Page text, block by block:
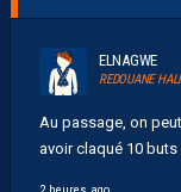
ELNAGWE
Au passage, on
avoir claqué 10 buts